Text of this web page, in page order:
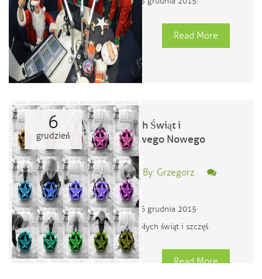
Read More
6
grudzień
Wesołych Świąt i
Szczęśliwego Nowego
Roku
Posted By: Grzegorz
0
06 grudnia 2015
wesołych świąt i szczęś
Read More